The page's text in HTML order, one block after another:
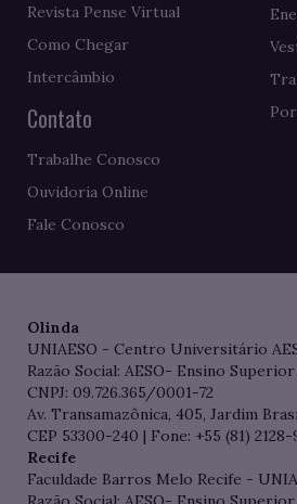
Revista Pense Virtual
Como Chegar
Intercâmbio
Contato
Trabalhe Conosco
Ouvidoria Online
Fale Conosco
Olinda
UNIAESO - Centro Universitário
Razão Social: AESO- Ensino
CNPJ: 09.726.365/0001-72
Av. Transamazônica, 405, Jardim
CEP 53300-240 | Fone: +55 (81) 2128-
Recife
Faculdade Barros Melo Recife -